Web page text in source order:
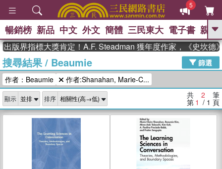
5
GO
高希均教授回憶錄
、 The Odyssey 、 父親節 、 如果歷
史是一群喵 、 暑期推薦
獎 臺灣漫遊錄 、 方念華 、 台灣的李
登輝時代
數學女孩：黎曼猜想 、
偉大的迷走神經
暢銷榜 新品 中文 外文 簡體 三民東大 電子書 親子
版界指標大獎肯定！A.F. Steadman 獲年度作家，《史坎德
搜尋結果/ Beaumie
篩選
作者：Beaumie
作者:Shanahan, Marie-C...
顯示 排序 共 2 筆
第 1 / 1 頁